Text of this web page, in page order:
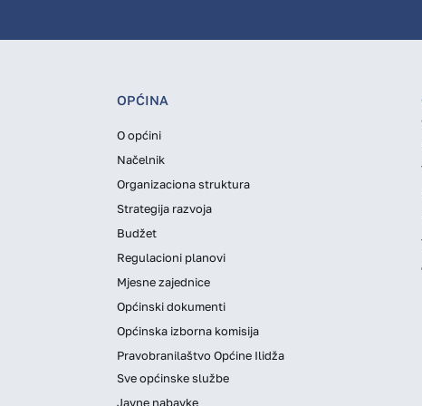
OPĆINA
O općini
Načelnik
Organizaciona struktura
Strategija razvoja
Budžet
Regulacioni planovi
Mjesne zajednice
Općinski dokumenti
Općinska izborna komisija
Pravobranilaštvo Općine Ilidža
Sve općinske službe
Javne nabavke